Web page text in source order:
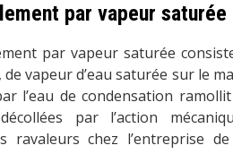
par vapeur saturée
par vapeur saturée
de vapeur d’eau saturée sur le
l’eau de condensation
par l’action
ravaleurs chez l’entreprise